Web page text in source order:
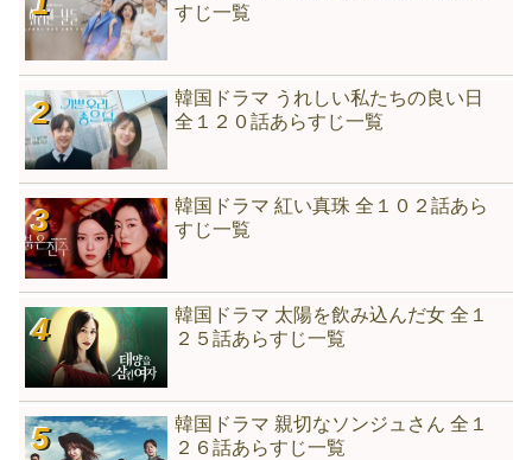
すじ一覧
韓国ドラマ うれしい私たちの良い日
全１２０話あらすじ一覧
韓国ドラマ 紅い真珠 全１０２話あら
すじ一覧
韓国ドラマ 太陽を飲み込んだ女 全１
２５話あらすじ一覧
韓国ドラマ 親切なソンジュさん 全１
２６話あらすじ一覧